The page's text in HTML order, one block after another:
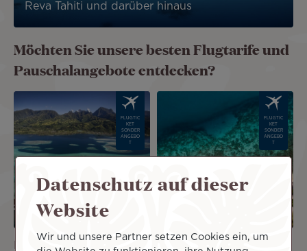
Reva Tahiti und darüber hinaus
Möchten Sie unsere besten Flugtarife und
Pauschalangebote entdecken?
FLUGTIC
KET
SONDER
ANGEBO
Paris Tahiti
FLUGTIC
KET
SONDER
ANGEBO
Frankfurt Tahiti
Datenschutz auf dieser
Website
Wir und unsere Partner setzen Cookies ein, um